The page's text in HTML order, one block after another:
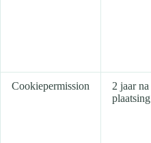
Cookiepermission
2 jaar na
plaatsing